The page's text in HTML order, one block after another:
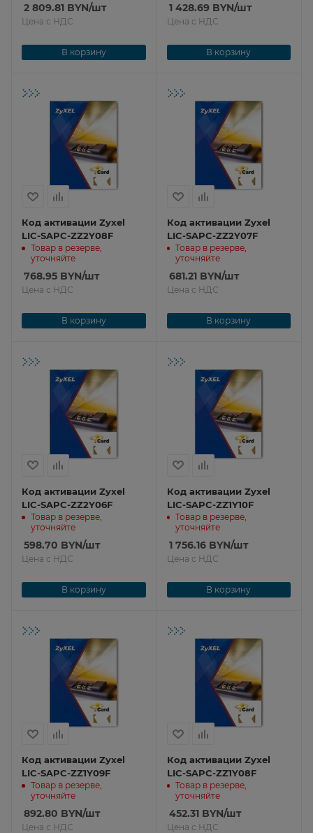
2 809.81 BYN/шт
Цена с НДС
В корзину
1 428.69BYN/шт
Цена с НДС
В корзину
Код активации Zyxel
LIC-SAPC-ZZ2Y08F
Товар в резерве,
уточняйте
768.95 BYN/шт
Цена с НДС
В корзину
Код активации Zyxel
LIC-SAPC-ZZ2Y07F
Товар в резерве,
уточняйте
681.21BYN/шт
Цена с НДС
В корзину
Код активации Zyxel
LIC-SAPC-ZZ2Y06F
Товар в резерве,
уточняйте
598.70 BYN/шт
Цена с НДС
В корзину
Код активации Zyxel
LIC-SAPC-ZZ1Y10F
Товар в резерве,
уточняйте
1 756.16BYN/шт
Цена с НДС
В корзину
Код активации Zyxel
LIC-SAPC-ZZ1Y09F
Товар в резерве,
уточняйте
892.80 BYN/шт
Цена с НДС
Код активации Zyxel
LIC-SAPC-ZZ1Y08F
Товар в резерве,
уточняйте
452.31BYN/шт
Цена с НДС